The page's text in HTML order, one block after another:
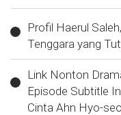
Profil Haerul
Tenggara yang
Link Nonton
Episode Subtitle
Cinta Ahn Hyo-